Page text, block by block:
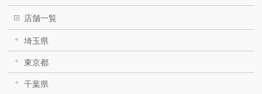
店舗一覧
埼玉県
東京都
千葉県